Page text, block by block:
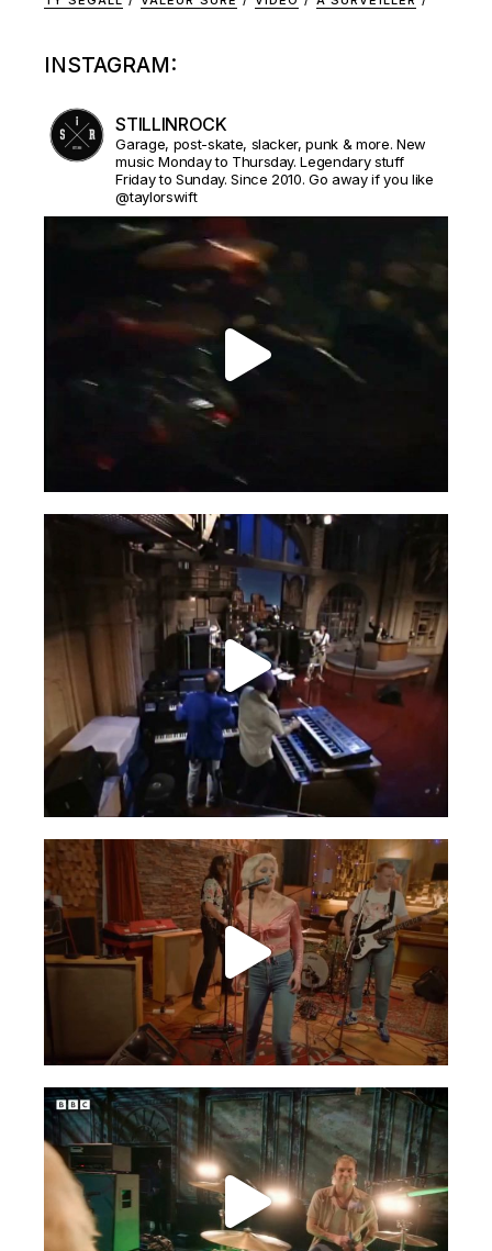
INSTAGRAM:
STILLINROCK
Garage, post-skate, slacker, punk & more. New
music Monday to Thursday. Legendary stuff
Friday to Sunday. Since 2010. Go away if you like
@taylorswift